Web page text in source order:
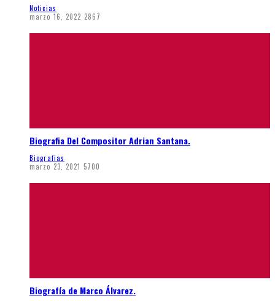
Noticias
marzo 16, 2022 2867
Biografia Del Compositor Adrian Santana.
Biografias
marzo 23, 2021 5700
Biografía de Marco Álvarez.